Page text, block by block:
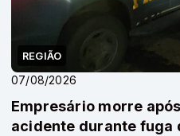
REGIÃO
07/08/2026
Empresário morre
acidente durante fuga